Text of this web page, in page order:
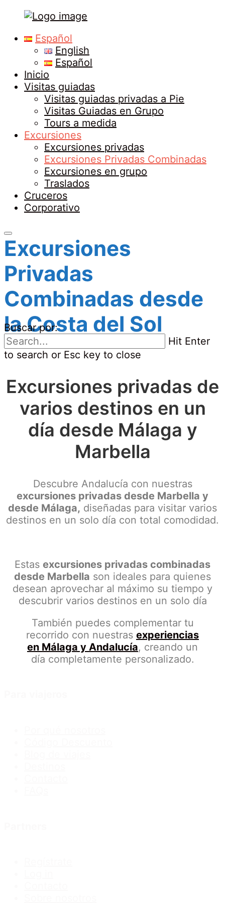
in
Malaga
PrimaryEspañol
English
Español
Inicio
Visitas guiadas
Visitas guiadas privadas a Pie
Visitas Guiadas en Grupo
Tours a medida
Excursiones
Excursiones privadas
Excursiones Privadas Combinadas
Excursiones en grupo
Traslados
Cruceros
Corporativo
Excursiones
Privadas
Combinadas desde
la Costa del Sol
Buscar por:
Hit Enter
to search or Esc key to close
Excursiones privadas de
varios destinos en un
día desde Málaga y
Marbella
Descubre Andalucía con nuestras
excursiones privadas desde Marbella y
desde Málaga, diseñadas para visitar varios
destinos en un solo día con total comodidad.
Estas excursiones privadas combinadas
desde Marbella son ideales para quienes
desean aprovechar al máximo su tiempo y
descubrir varios destinos en un solo día
También puedes complementar tu
recorrido con nuestras experiencias
en Málaga y Andalucía, creando un
día completamente personalizado.